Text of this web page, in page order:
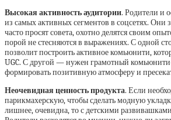
Высокая активность аудитории. Родители и
из самых активных сегментов в соцсетях. Они
часто просят совета, охотно делятся своим
порой не стесняются в выражениях. С одной
позволит построить активное комьюнити,
UGC. С другой — нужен грамотный
формировать позитивную атмосферу и
Неочевидная ценность продукта. Если
парикмахерскую, чтобы сделать модную
лишнее, очевидна, то с детскими